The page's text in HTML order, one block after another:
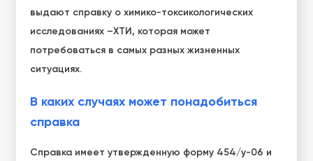
выдают справку о химико-токсикологических
исследованиях –ХТИ, которая может
потребоваться в самых разных жизненных
ситуациях.
В каких случаях может понадобиться
справка
Справка имеет утвержденную форму 454/у-06 и